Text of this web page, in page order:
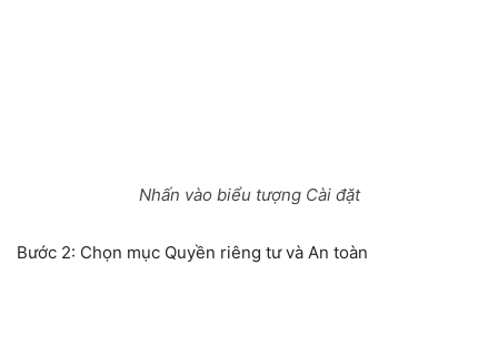
Nhấn vào biểu tượng Cài đặt
Bước 2: Chọn mục Quyền riêng tư và An toàn